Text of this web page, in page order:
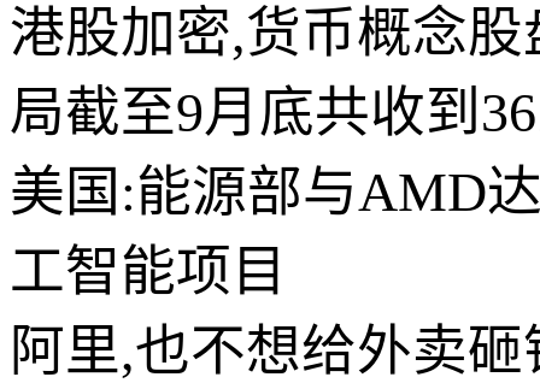
港股加密,货币概念
局截至9月底共收到
美国:能源部与AMD
工智能项目
阿里,也不想给外卖砸